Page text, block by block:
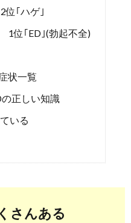
位｢ハゲ｣
1位｢ED｣(勃起不全)
状一覧
正しい知識
いる
さんある